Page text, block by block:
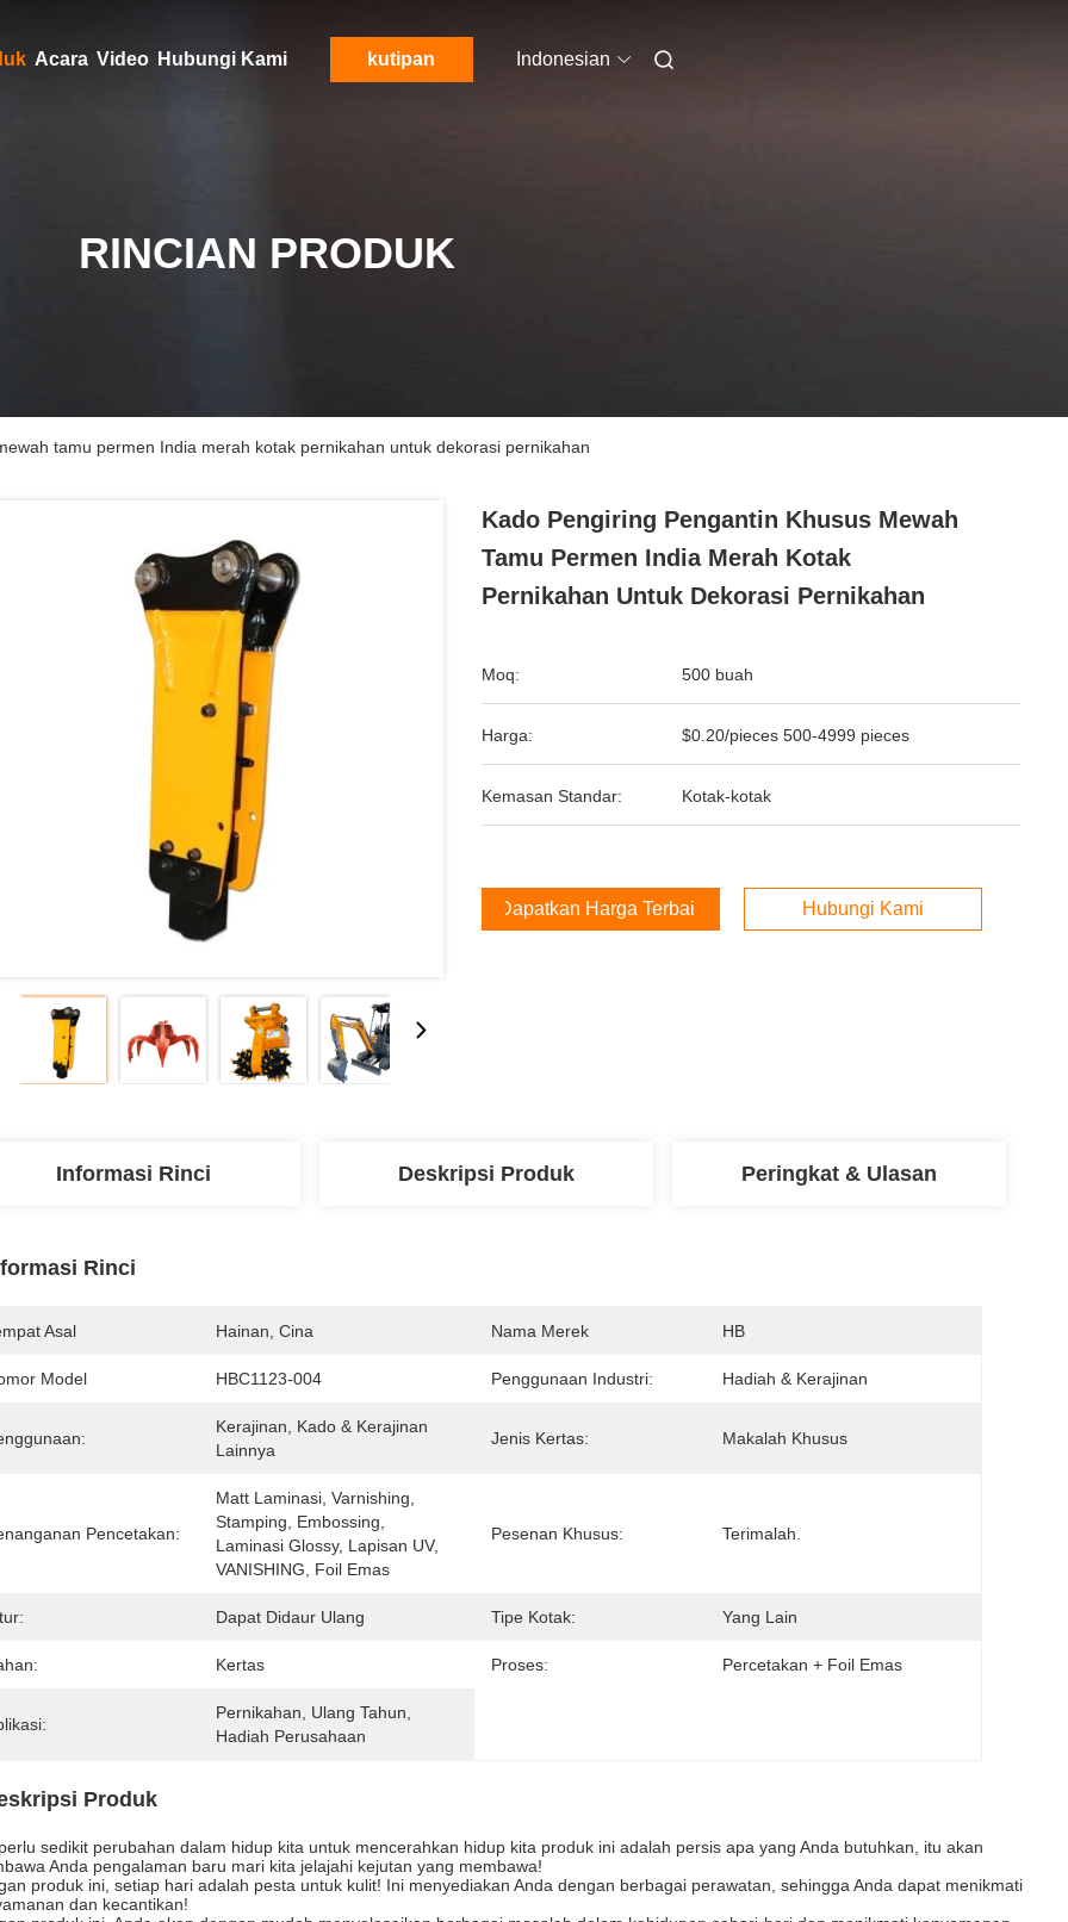
Acara Video Hubungi Kami kutipan Indonesian
RINCIAN PRODUK
tamu permen India merah kotak pernikahan untuk dekorasi pernikahan
Kado Pengiring Pengantin Khusus Mewah
Tamu Permen India Merah Kotak
Pernikahan Untuk Dekorasi Pernikahan
Moq: 500 buah
Harga: $0.20/pieces 500-4999 pieces
Kemasan Standar: Kotak-kotak
Dapatkan Harga Terbaik Hubungi Kami
Informasi Rinci Deskripsi Produk Peringkat & Ulasan
Rinci
Asal Hainan, Cina Nama Merek HB
Model HBC1123-004 Penggunaan Industri: Hadiah & Kerajinan
Kerajinan, Kado & Kerajinan
Lainnya
Jenis Kertas: Makalah Khusus
Pencetakan:
Matt Laminasi, Varnishing,
Stamping, Embossing,
Laminasi Glossy, Lapisan UV,
VANISHING, Foil Emas
Pesenan Khusus: Terimalah.
Dapat Didaur Ulang Tipe Kotak: Yang Lain
Kertas Proses: Percetakan + Foil Emas
Pernikahan, Ulang Tahun,
Hadiah Perusahaan
Produk
sedikit perubahan dalam hidup kita untuk mencerahkan hidup kita produk ini adalah persis apa yang Anda butuhkan, itu akan
Anda pengalaman baru mari kita jelajahi kejutan yang membawa!
produk ini, setiap hari adalah pesta untuk kulit! Ini menyediakan Anda dengan berbagai perawatan, sehingga Anda dapat menikmati
dan kecantikan!